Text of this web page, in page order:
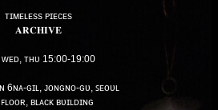
ᴛɪᴍᴇʟᴇss ᴘɪᴇᴄᴇs
𝐀𝐑𝐂𝐇𝐈𝐕𝐄
ᴡᴇᴅ, ᴛʜᴜ 15:00-19:00
6ɴᴀ-ɢɪʟ, ᴊᴏɴɢɴᴏ-ɢᴜ, ꜱᴇᴏᴜʟ
ʙʟᴀᴄᴋ ʙᴜɪʟᴅɪɴɢ